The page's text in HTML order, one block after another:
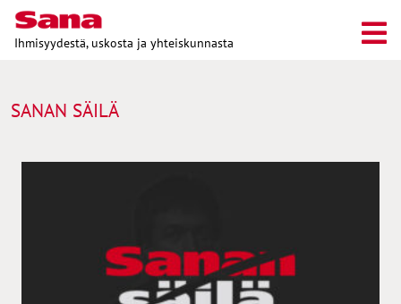
Ihmisyydestä, uskosta ja yhteiskunnasta
SANAN SÄILÄ